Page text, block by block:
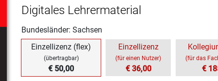
MedienbildungPolitik
Religion
Spanisch
Digitales Lehrermaterial
Bundesländer: Sachsen
Einzellizenz (flex)
(übertragbar)
€ 50,00
Einzellizenz
(für einen Nutzer)
€ 36,00
(für das
€